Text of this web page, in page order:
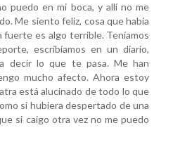
puedo en mi boca, y allí no me
Me siento feliz, cosa que había
fuerte es algo terrible. Teníamos
escribíamos en un diario,
decir lo que te pasa. Me han
mucho afecto. Ahora estoy
está alucinado de todo lo que
si hubiera despertado de una
si caigo otra vez no me puedo